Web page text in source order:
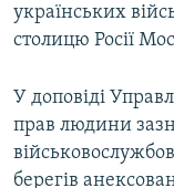
українських
столицю Росії
У доповіді
прав людини
берегів